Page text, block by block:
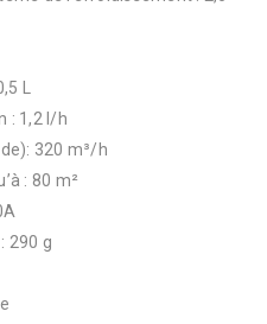
L
: 1,2 l/h
320 m³/h
: 80 m²
290 g